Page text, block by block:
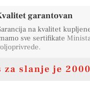
garantovan
na kvalitet
sve sertifikate
.
slanje je